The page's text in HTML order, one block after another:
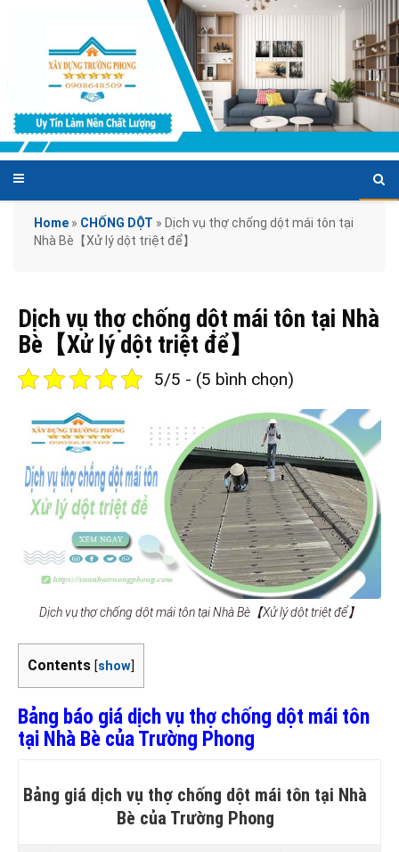
Home » CHỐNG DỘT » Dịch vụ thợ chống dột mái tôn tại
Nhà Bè【Xử lý dột triệt để】
Dịch vụ thợ chống dột mái tôn tại Nhà
Bè【Xử lý dột triệt để】
5/5 - (5 bình chọn)
Dịch vụ thợ chống dột mái tôn tại Nhà Bè【Xử lý dột triệt để】
Contents [show]
Bảng báo giá dịch vụ thợ chống dột mái tôn
tại Nhà Bè của Trường Phong
Bảng giá dịch vụ thợ chống dột mái tôn tại Nhà
Bè của Trường Phong